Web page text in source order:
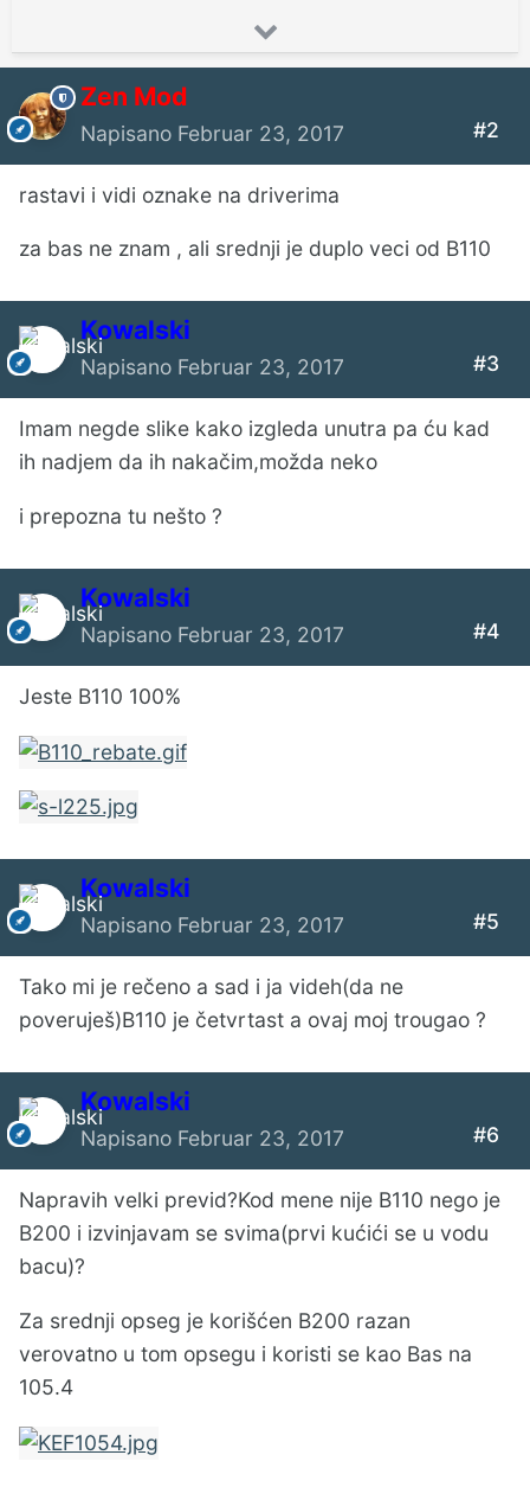
Zen Mod
Napisano Februar 23, 2017 #2
rastavi i vidi oznake na driverima
za bas ne znam , ali srednji je duplo veci od B110
Kowalski
Napisano Februar 23, 2017 #3
Imam negde slike kako izgleda unutra pa ću kad
ih nadjem da ih nakačim,možda neko
i prepozna tu nešto ?
Kowalski
Napisano Februar 23, 2017 #4
Jeste B110 100%
Kowalski
Napisano Februar 23, 2017 #5
Tako mi je rečeno a sad i ja videh(da ne
poveruješ)B110 je četvrtast a ovaj moj trougao ?
Kowalski
Napisano Februar 23, 2017 #6
Napravih velki previd?Kod mene nije B110 nego je
B200 i izvinjavam se svima(prvi kućići se u vodu
bacu)?
Za srednji opseg je korišćen B200 razan
verovatno u tom opsegu i koristi se kao Bas na
105.4